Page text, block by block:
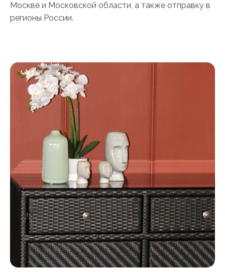
Москве и Московской области, а также отправку в
регионы России.